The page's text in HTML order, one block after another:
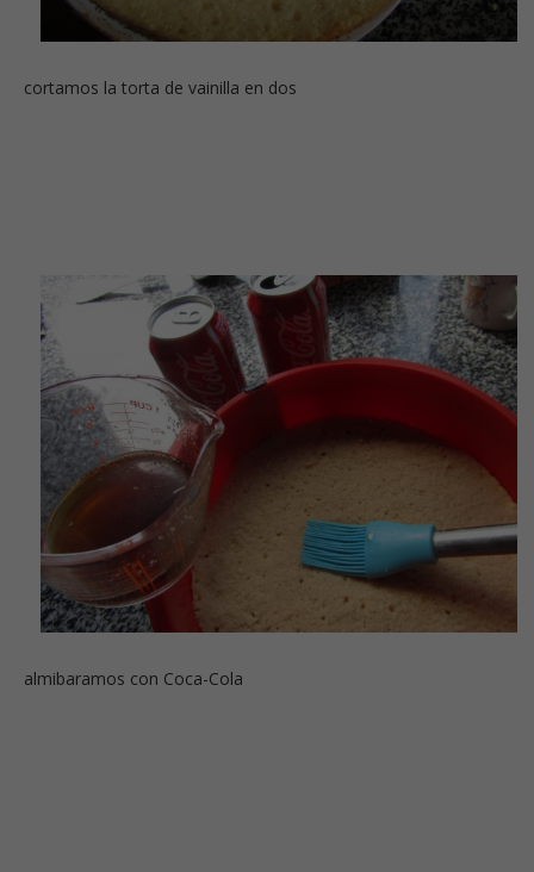
cortamos la torta de vainilla en dos
almibaramos con Coca-Cola